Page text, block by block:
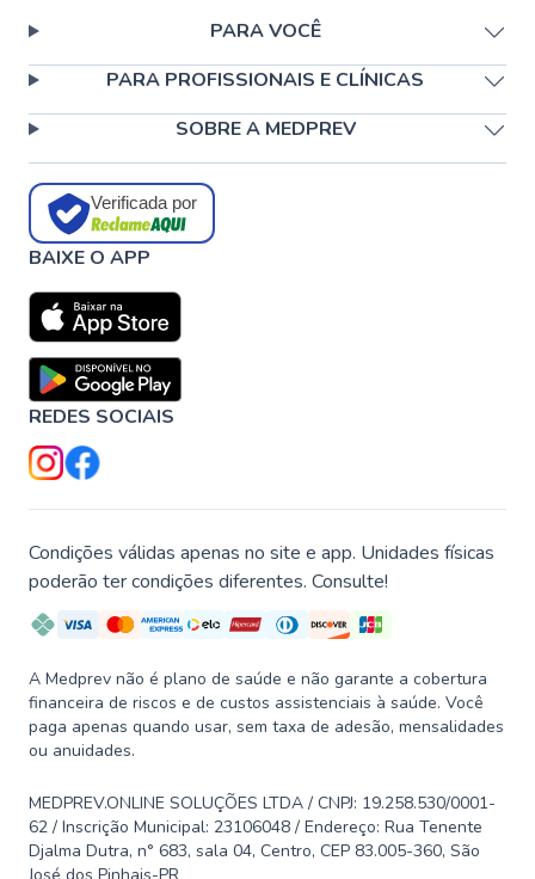
PARA VOCÊ
PARA PROFISSIONAIS E CLÍNICAS
SOBRE A MEDPREV
Verificada por
BAIXE O APP
REDES SOCIAIS
Condições válidas apenas no site e app. Unidades físicas
poderão ter condições diferentes. Consulte!
A Medprev não é plano de saúde e não garante a cobertura
financeira de riscos e de custos assistenciais à saúde. Você
paga apenas quando usar, sem taxa de adesão, mensalidades
ou anuidades.
MEDPREV.ONLINE SOLUÇÕES LTDA / CNPJ: 19.258.530/0001-
62 / Inscrição Municipal: 23106048 / Endereço: Rua Tenente
Djalma Dutra, n° 683, sala 04, Centro, CEP 83.005-360, São